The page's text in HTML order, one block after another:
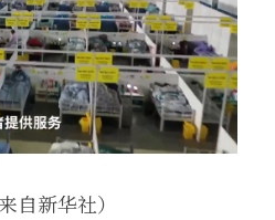
自新华社）